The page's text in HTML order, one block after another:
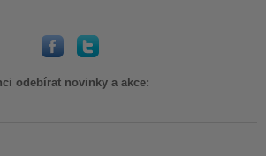
odebírat novinky a akce: